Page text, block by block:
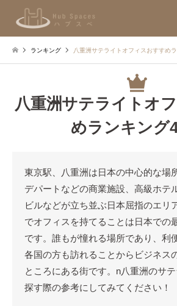
ランキング 八重洲サテライトオフィスおすすめ
八重洲サテライトオ
めランキング
東京駅、八重洲は日本の中心的な場
デパートなどの商業施設、高級ホテ
ビルなどが立ち並ぶ日本屈指のエリ
でオフィスを持てることは日本での
です。誰もが憧れる場所であり、利
各国の方も訪れることからビジネス
ところにある街です。n八重洲のサ
探す際の参考にしてみてください！